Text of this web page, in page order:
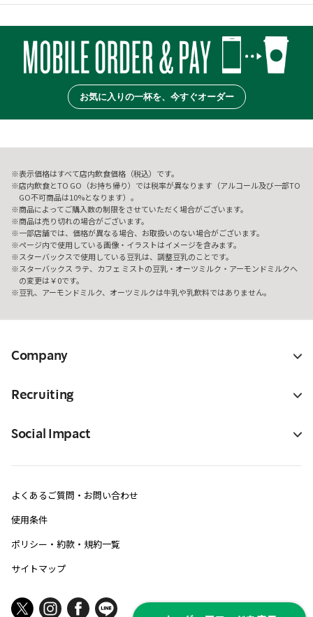
お気に入りの一杯を、今すぐオーダー
表示価格はすべて店内飲食価格（税込）です。
店内飲食とTO GO（お持ち帰り）では税率が異なります（アルコール及び一部TO
GO不可商品は10%となります）。
商品によってご購入数の制限をさせていただく場合がございます。
商品は売り切れの場合がございます。
一部店舗では、価格が異なる場合、お取扱いのない場合がございます。
ページ内で使用している画像・イラストはイメージを含みます。
スターバックスで使用している豆乳は、調整豆乳のことです。
スターバックス ラテ、カフェ ミストの豆乳・オーツミルク・アーモンドミルクへ
の変更は￥0です。
豆乳、アーモンドミルク、オーツミルクは牛乳や乳飲料ではありません。
Company
Recruiting
Social Impact
よくあるご質問・お問い合わせ
使用条件
ポリシー・約款・規約一覧
サイトマップ